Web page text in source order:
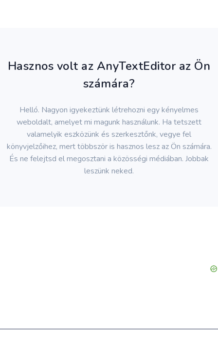
Hasznos volt az AnyTextEditor az Ön
számára?
Helló. Nagyon igyekeztünk létrehozni egy kényelmes
weboldalt, amelyet mi magunk használunk. Ha tetszett
valamelyik eszközünk és szerkesztőnk, vegye fel
könyvjelzőihez, mert többször is hasznos lesz az Ön számára.
És ne felejtsd el megosztani a közösségi médiában. Jobbak
leszünk neked.